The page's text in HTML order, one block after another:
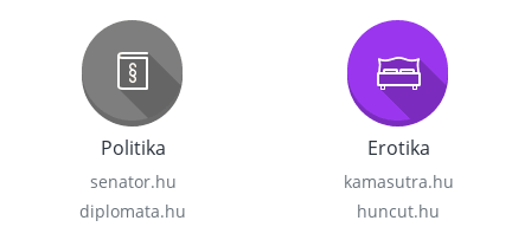
Politika
senator.hu
diplomata.hu
Erotika
kamasutra.hu
huncut.hu